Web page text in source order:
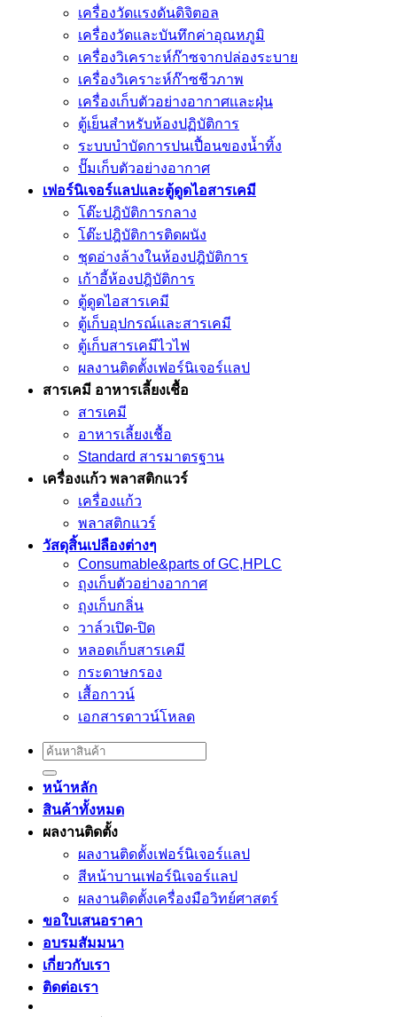
เครื่องวัดแรงดันดิจิตอล
เครื่องวัดและบันทึกค่าอุณหภูมิ
เครื่องวิเคราะห์ก๊าซจากปล่องระบาย
เครื่องวิเคราะห์ก๊าซชีวภาพ
เครื่องเก็บตัวอย่างอากาศเเละฝุ่น
ตู้เย็นสำหรับห้องปฏิบัติการ
ระบบบำบัดการปนเปื้อนของน้ำทิ้ง
ปั๊มเก็บตัวอย่างอากาศ
เฟอร์นิเจอร์แลปและตู้ดูดไอสารเคมี
โต๊ะปฎิบัติการกลาง
โต๊ะปฎิบัติการติดผนัง
ชุดอ่างล้างในห้องปฎิบัติการ
เก้าอี้ห้องปฎิบัติการ
ตู้ดูดไอสารเคมี
ตู้เก็บอุปกรณ์เเละสารเคมี
ตู้เก็บสารเคมีไวไฟ
ผลงานติดตั้งเฟอร์นิเจอร์เเลป
สารเคมี อาหารเลี้ยงเชื้อ
สารเคมี
อาหารเลี้ยงเชื้อ
Standard สารมาตรฐาน
เครื่องเเก้ว พลาสติกแวร์
เครื่องเเก้ว
พลาสติกแวร์
วัสดุสิ้นเปลืองต่างๆ
Consumable&parts of GC,HPLC
ถุงเก็บตัวอย่างอากาศ
ถุงเก็บกลิ่น
วาล์วเปิด-ปิด
หลอดเก็บสารเคมี
กระดาษกรอง
เสื้อกาวน์
เอกสารดาวน์โหลด
Search
for:
หน้าหลัก
สินค้าทั้งหมด
ผลงานติดตั้ง
ผลงานติดตั้งเฟอร์นิเจอร์เเลป
สีหน้าบานเฟอร์นิเจอร์เเลป
ผลงานติดตั้งเครื่องมือวิทย์ศาสตร์
ขอใบเสนอราคา
อบรมสัมมนา
เกี่ยวกับเรา
ติดต่อเรา